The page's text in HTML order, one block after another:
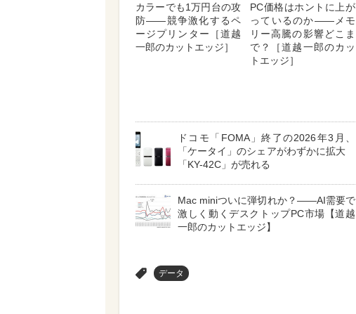
カラーでも1万円台の攻
防――競争激化するペ
ージプリンター［道越
一郎のカットエッジ］
PC価格はホントに上が
っているのか――メモ
リー高騰の影響どこま
で？［道越一郎のカッ
トエッジ］
ドコモ「FOMA」終了の2026年3月、
「ケータイ」のシェアがわずかに拡大
「KY-42C」が売れる
Mac miniついに弾切れか？――AI需要で
激しく動くデスクトップPC市場【道越
一郎のカットエッジ】
データ